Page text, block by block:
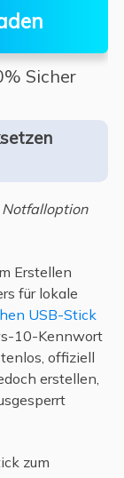
Sicher
Erstellen
für lokale
USB-Stick
10-Kennwort
offiziell
erstellen,
zum